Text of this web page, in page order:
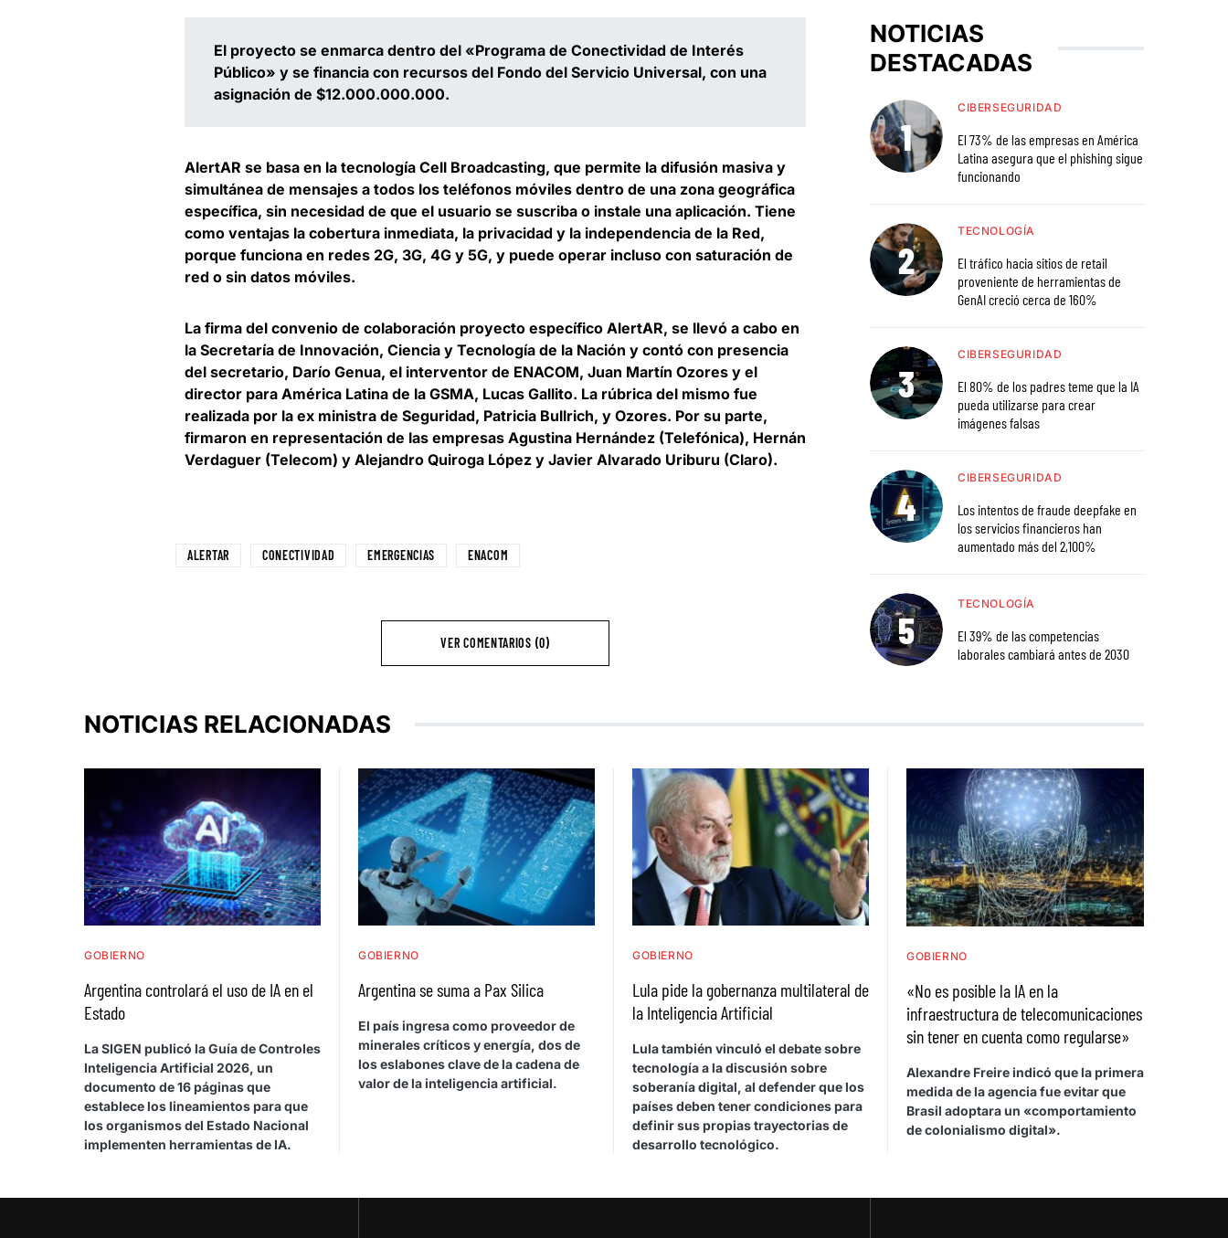
El proyecto se enmarca dentro del «Programa de Conectividad de Interés
Público» y se financia con recursos del Fondo del Servicio Universal, con una
asignación de $12.000.000.000.
AlertAR se basa en la tecnología Cell Broadcasting, que permite la difusión masiva y
simultánea de mensajes a todos los teléfonos móviles dentro de una zona geográfica
específica, sin necesidad de que el usuario se suscriba o instale una aplicación. Tiene
como ventajas la cobertura inmediata, la privacidad y la independencia de la Red,
porque funciona en redes 2G, 3G, 4G y 5G, y puede operar incluso con saturación de
red o sin datos móviles.
La firma del convenio de colaboración proyecto específico AlertAR, se llevó a cabo en
la Secretaría de Innovación, Ciencia y Tecnología de la Nación y contó con presencia
del secretario, Darío Genua, el interventor de ENACOM, Juan Martín Ozores y el
director para América Latina de la GSMA, Lucas Gallito. La rúbrica del mismo fue
realizada por la ex ministra de Seguridad, Patricia Bullrich, y Ozores. Por su parte,
firmaron en representación de las empresas Agustina Hernández (Telefónica), Hernán
Verdaguer (Telecom) y Alejandro Quiroga López y Javier Alvarado Uriburu (Claro).
ALERTAR CONECTIVIDAD EMERGENCIAS ENACOM
VER COMENTARIOS (0)
NOTICIAS
DESTACADAS
CIBERSEGURIDAD
El 73% de las empresas en América
Latina asegura que el phishing sigue
funcionando
TECNOLOGÍA
El tráfico hacia sitios de retail
proveniente de herramientas de
GenAI creció cerca de 160%
CIBERSEGURIDAD
El 80% de los padres teme que la IA
pueda utilizarse para crear
imágenes falsas
CIBERSEGURIDAD
Los intentos de fraude deepfake en
los servicios financieros han
aumentado más del 2,100%
TECNOLOGÍA
El 39% de las competencias
laborales cambiará antes de 2030
NOTICIAS RELACIONADAS
GOBIERNO
Argentina controlará el uso de IA en el
Estado
La SIGEN publicó la Guía de Controles
Inteligencia Artificial 2026, un
documento de 16 páginas que
establece los lineamientos para que
los organismos del Estado Nacional
implementen herramientas de IA.
GOBIERNO
Argentina se suma a Pax Silica
El país ingresa como proveedor de
minerales críticos y energía, dos de
los eslabones clave de la cadena de
valor de la inteligencia artificial.
GOBIERNO
Lula pide la gobernanza multilateral de
la Inteligencia Artificial
Lula también vinculó el debate sobre
tecnología a la discusión sobre
soberanía digital, al defender que los
países deben tener condiciones para
definir sus propias trayectorias de
desarrollo tecnológico.
GOBIERNO
«No es posible la IA en la
infraestructura de telecomunicaciones
sin tener en cuenta como regularse»
Alexandre Freire indicó que la primera
medida de la agencia fue evitar que
Brasil adoptara un «comportamiento
de colonialismo digital».